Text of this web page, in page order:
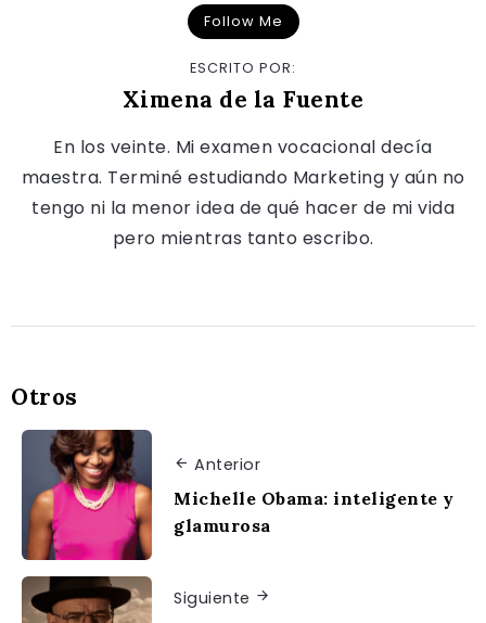
Follow Me
ESCRITO POR:
Ximena de la Fuente
En los veinte. Mi examen vocacional decía
maestra. Terminé estudiando Marketing y aún no
tengo ni la menor idea de qué hacer de mi vida
pero mientras tanto escribo.
Otros
Anterior
Michelle Obama: inteligente y
glamurosa
Siguiente